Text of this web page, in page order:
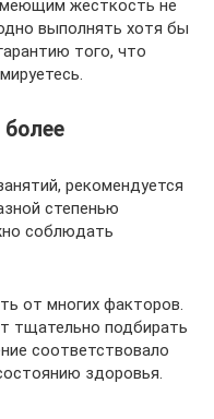
жесткость не
выполнять хотя бы
того, что
рекомендуется
степенью
соблюдать
от многих факторов.
тщательно подбирать
соответствовало
здоровья.